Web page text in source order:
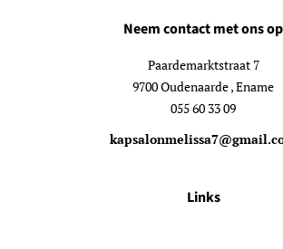
Neem contact met ons op
Paardemarktstraat 7
9700 Oudenaarde , Ename
055 60 33 09
Links